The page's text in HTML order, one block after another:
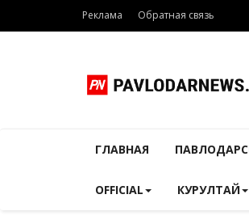
Реклама Обратная связь
ГЛАВНАЯ
OFFICIAL КУРУЛТАЙ